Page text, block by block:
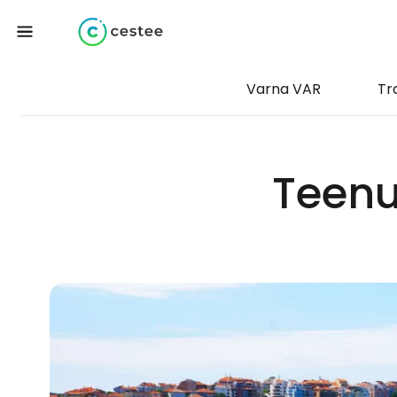
Varna VAR